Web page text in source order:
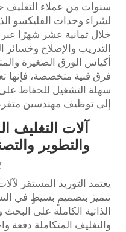
سنوات من عملاء التغليف
لشراء وحدات الفليكسو
خلال ثمانية عشر شهرًا
التدريب والإصلاح
أكياس الورق الصغيرة
فرق فنية متخصصة، فإنها
سهلة التشغيل للحفاظ
إلى توظيف مهندسين
آلات التغليف
والتطوير
يعتمد التوريد المستقر
تتميز بتصميمٍ بسيطٍ في
الذاتية الكاملة على
والتغليف المتكاملة دفعة